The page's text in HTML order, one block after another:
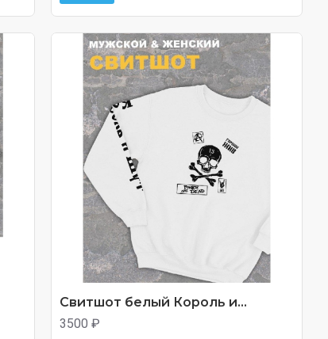
Свитшот белый Король и...
3500 ₽